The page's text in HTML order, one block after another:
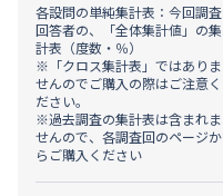
各設問の単純集計表：今回調査
回答者の、「全体集計値」の集
計表（度数・％）
※「クロス集計表」ではありま
せんのでご購入の際はご注意く
ださい。
※過去調査の集計表は含まれま
せんので、各調査回のページか
らご購入ください